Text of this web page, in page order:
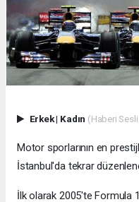
Erkek| Kadın (Haberi
Motor sporlarının en
İstanbul'da tekrar
İlk olarak 2005'te Formula